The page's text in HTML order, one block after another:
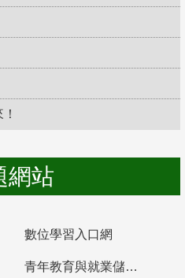
網站
數位學習入口網
青年教育與就業儲蓄帳戶